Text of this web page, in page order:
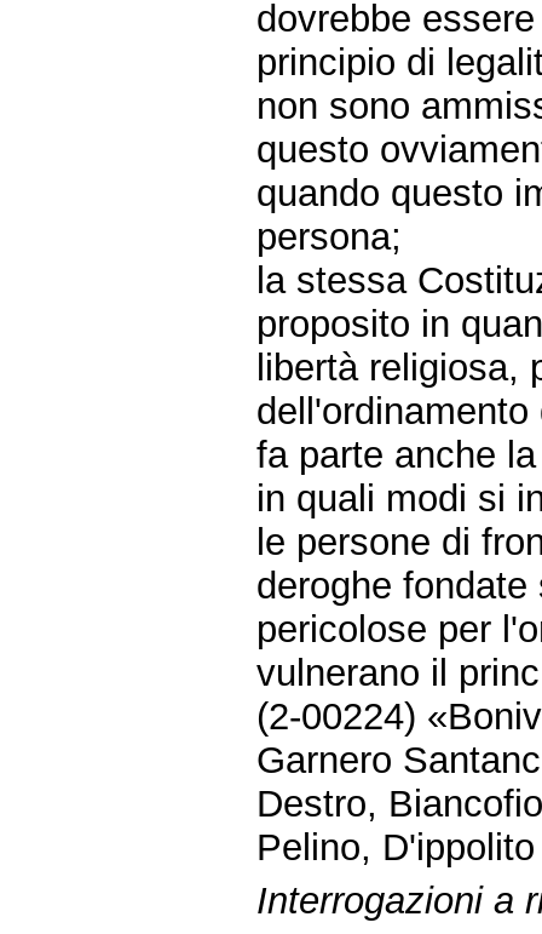
dovrebbe
principio di
non sono
questo
quando questo
persona;
la stessa
proposito in
libertà religiosa,
fa parte anche
in quali modi si
le persone di
deroghe
pericolose per
vulnerano il
(2-00224)
Garnero
Destro,
Pelino,
Interrogazioni a